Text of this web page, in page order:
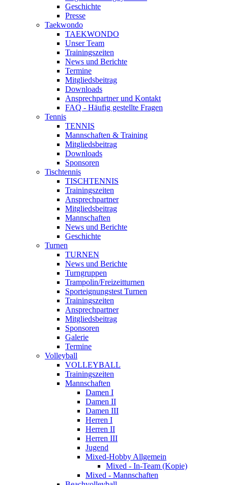
Geschichte
Presse
Taekwondo
TAEKWONDO
Unser Team
Trainingszeiten
News und Berichte
Termine
Mitgliedsbeitrag
Downloads
Ansprechpartner und Kontakt
FAQ - Häufig gestellte Fragen
Tennis
TENNIS
Mannschaften & Training
Mitgliedsbeitrag
Downloads
Sponsoren
Tischtennis
TISCHTENNIS
Trainingszeiten
Ansprechpartner
Mitgliedsbeitrag
Mannschaften
News und Berichte
Geschichte
Turnen
TURNEN
News und Berichte
Turngruppen
Trampolin/Freizeitturnen
Sporteignungstest Turnen
Trainingszeiten
Ansprechpartner
Mitgliedsbeitrag
Sponsoren
Galerie
Termine
Volleyball
VOLLEYBALL
Trainingszeiten
Mannschaften
Damen I
Damen II
Damen III
Herren I
Herren II
Herren III
Jugend
Mixed-Hobby Allgemein
Mixed - In-Team (Kopie)
Mixed - Mannschaften